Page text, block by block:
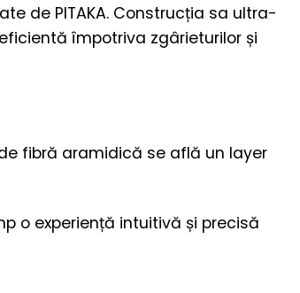
de PITAKA. Construcția sa ultra-
împotriva zgârieturilor și
fibră aramidică se află un layer
o experiență intuitivă și precisă